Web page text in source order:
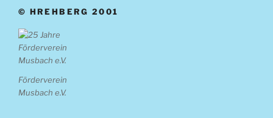
© HREHBERG 2001
Förderverein
Musbach e.V.